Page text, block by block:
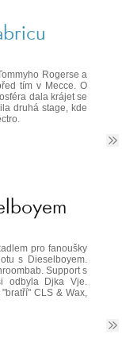
Rogerse a
tím v Mecce. O
dala krájet se
druhá stage, kde
pro fanoušky
s Dieselboyem.
Support s
odbyla Djka Vje.
CLS & Wax,